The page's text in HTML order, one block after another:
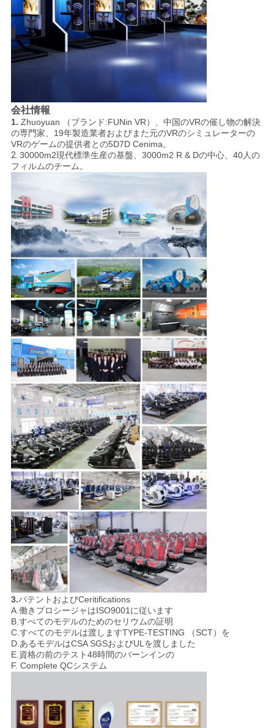
会社情報
1. Zhuoyuan （ブランド:FUNin VR）、中国のVRの催し物の解決
の専門家、19年製造業者およびまた元のVRのシミュレーターの
VRのゲームの提供者との5D7D Cenima。
2. 30000m2現代標準生産の基盤、3000m2 R & Dの中心、40人の
フィルムのチーム。
3.パテントおよびCeritifications
A.働きプロシージャはISO9001に従います
B.すべてのモデルのためのセリウムの証明
C.すべてのモデルは渡しますTYPE-TESTING （SCT）を
D.あるモデルはCSA SGSおよびULを渡しました
E.資格の前のテスト48時間のバーンインの
F. Complete QCシステム